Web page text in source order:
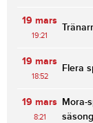
19 mars
19:21
19 mars
18:52
Flera
19 mars
8:21
Mora-
säsong